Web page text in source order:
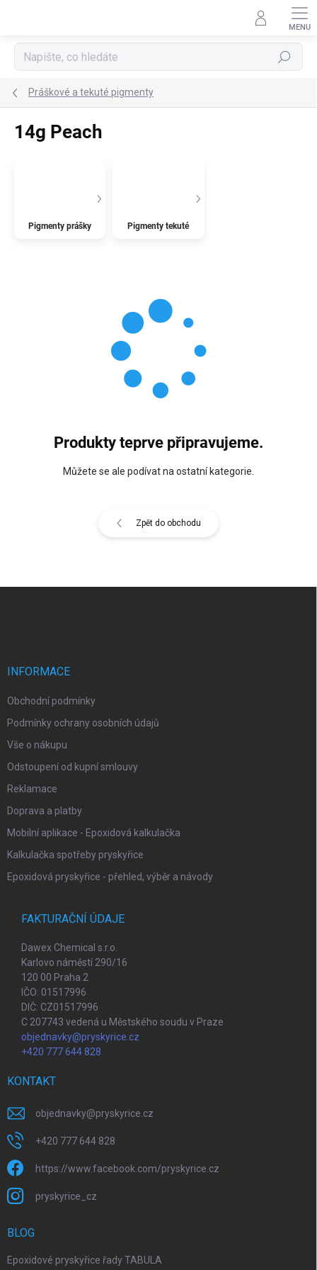
Hledat
Práškové a tekuté pigmenty
14g Peach
Pigmenty prášky Pigmenty tekuté
Produkty teprve připravujeme.
Můžete se ale podívat na ostatní kategorie.
Zpět do obchodu
INFORMACE
Obchodní podmínky
Podmínky ochrany osobních údajů
Vše o nákupu
Odstoupení od kupní smlouvy
Reklamace
Doprava a platby
Mobilní aplikace - Epoxidová kalkulačka
Kalkulačka spotřeby pryskyřice
Epoxidová pryskyřice - přehled, výběr a návody
FAKTURAČNÍ ÚDAJE
Dawex Chemical s.r.o.
Karlovo náměstí 290/16
120 00 Praha 2
IČO: 01517996
DIČ: CZ01517996
C 207743 vedená u Městského soudu v Praze
objednavky@pryskyrice.cz
+420 777 644 828
KONTAKT
objednavky@pryskyrice.cz
+420 777 644 828
https://www.facebook.com/pryskyrice.cz
pryskyrice_cz
BLOG
Epoxidové pryskyřice řady TABULA